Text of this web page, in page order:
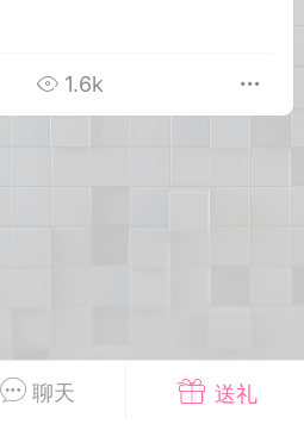
作弊模组，
收到一些信息
聊天 送礼
1.6k